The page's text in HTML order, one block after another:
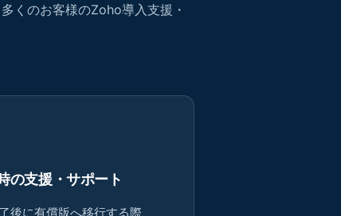
くのお客様のZoho導入支援・
の支援・サポート
後に有償版へ移行する際、